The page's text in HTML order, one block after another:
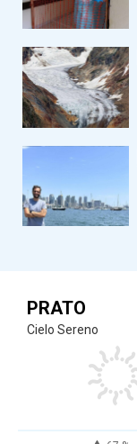
PRATO
Cielo Sereno